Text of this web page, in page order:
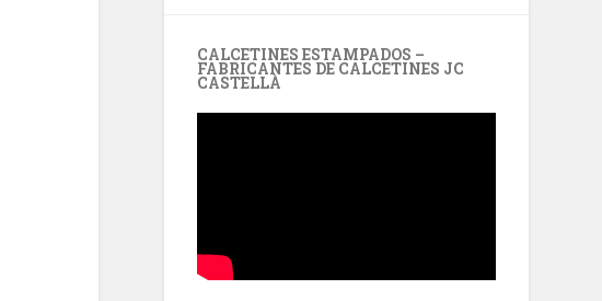
CALCETINES ESTAMPADOS –
FABRICANTES DE CALCETINES JC
CASTELLÀ